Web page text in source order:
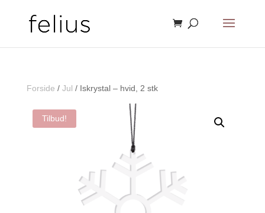
Forside / Jul / Iskrystal – hvid, 2 stk
Tilbud!